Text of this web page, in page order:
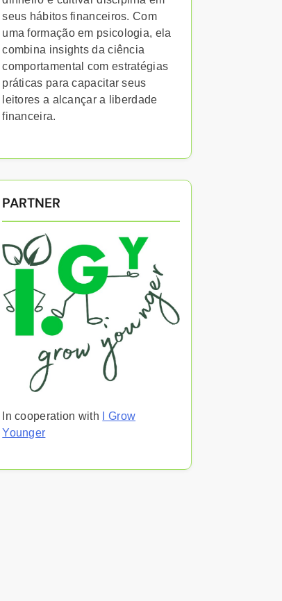
seus hábitos financeiros. Com
uma formação em psicologia, ela
combina insights da ciência
comportamental com estratégias
práticas para capacitar seus
leitores a alcançar a liberdade
financeira.
PARTNER
In cooperation with
I Grow
Younger